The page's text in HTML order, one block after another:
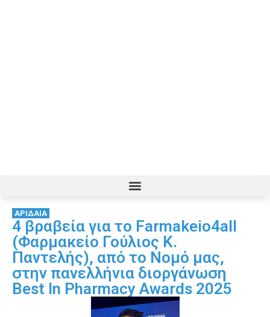
ΑΡΙΔΑΙΑ
4 βραβεία για το Farmakeio4all
(Φαρμακείο Γούλιος Κ.
Παντελής), από το Νομό μας,
στην πανελλήνια διοργάνωση
Best In Pharmacy Awards 2025